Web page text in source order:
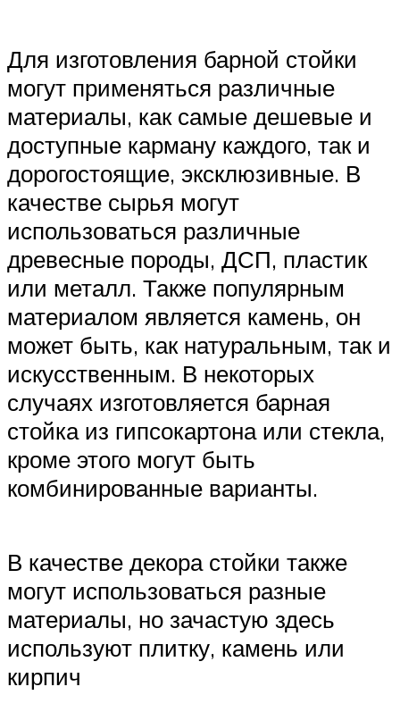
Для изготовления барной стойки
могут применяться различные
материалы, как самые дешевые и
доступные карману каждого, так и
дорогостоящие, эксклюзивные. В
качестве сырья могут
использоваться различные
древесные породы, ДСП, пластик
или металл. Также популярным
материалом является камень, он
может быть, как натуральным, так и
искусственным. В некоторых
случаях изготовляется барная
стойка из гипсокартона или стекла,
кроме этого могут быть
комбинированные варианты.
В качестве декора стойки также
могут использоваться разные
материалы, но зачастую здесь
используют плитку, камень или
кирпич